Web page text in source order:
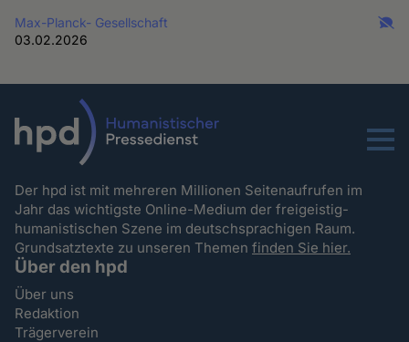
Max-Planck- Gesellschaft
03.02.2026
Menu
Der hpd ist mit mehreren Millionen Seitenaufrufen im
Jahr das wichtigste Online-Medium der freigeistig-
humanistischen Szene im deutschsprachigen Raum.
Grundsatztexte zu unseren Themenfinden Sie hier.
Über den hpd
Über uns
Redaktion
Trägerverein